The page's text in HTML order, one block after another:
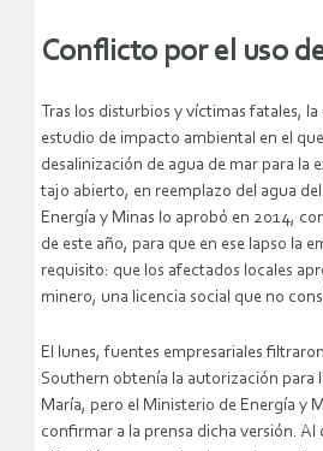
Conflicto por el uso
Tras los disturbios y víctimas fatales,
estudio de impacto ambiental en el
desalinización de agua de mar para la
tajo abierto, en reemplazo del agua
Energía y Minas lo aprobó en 2014,
de este año, para que en ese lapso la
requisito: que los afectados locales
minero, una licencia social que no
El lunes, fuentes empresariales
Southern obtenía la autorización para
María, pero el Ministerio de Energía y
confirmar a la prensa dicha versión. Al